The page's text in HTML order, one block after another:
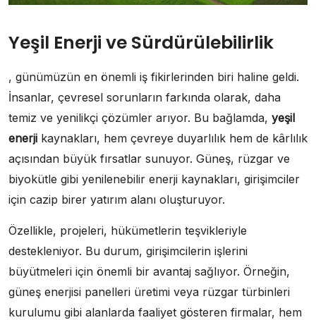
Yeşil Enerji ve Sürdürülebilirlik
, günümüzün en önemli iş fikirlerinden biri haline geldi.
İnsanlar, çevresel sorunların farkında olarak, daha
temiz ve yenilikçi çözümler arıyor. Bu bağlamda, yeşil
enerji kaynakları, hem çevreye duyarlılık hem de kârlılık
açısından büyük fırsatlar sunuyor. Güneş, rüzgar ve
biyokütle gibi yenilenebilir enerji kaynakları, girişimciler
için cazip birer yatırım alanı oluşturuyor.
Özellikle, projeleri, hükümetlerin teşvikleriyle
destekleniyor. Bu durum, girişimcilerin işlerini
büyütmeleri için önemli bir avantaj sağlıyor. Örneğin,
güneş enerjisi panelleri üretimi veya rüzgar türbinleri
kurulumu gibi alanlarda faaliyet gösteren firmalar, hem